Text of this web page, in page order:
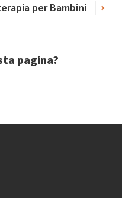
per Bambini
pagina?